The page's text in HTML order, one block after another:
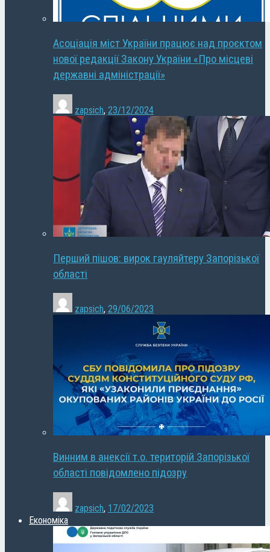
Асоціація міст України працює над проєктом
нової редакції Закону України «Про місцеві
державні адміністрації»
zapsich, 23/12/2024
Перший пішов: вирок гауляйтеру Запорізької
області
zapsich, 29/06/2023
Винним в анексії т.о. територій Запорізької
області повідомлено підозру
zapsich, 17/02/2023
Економіка